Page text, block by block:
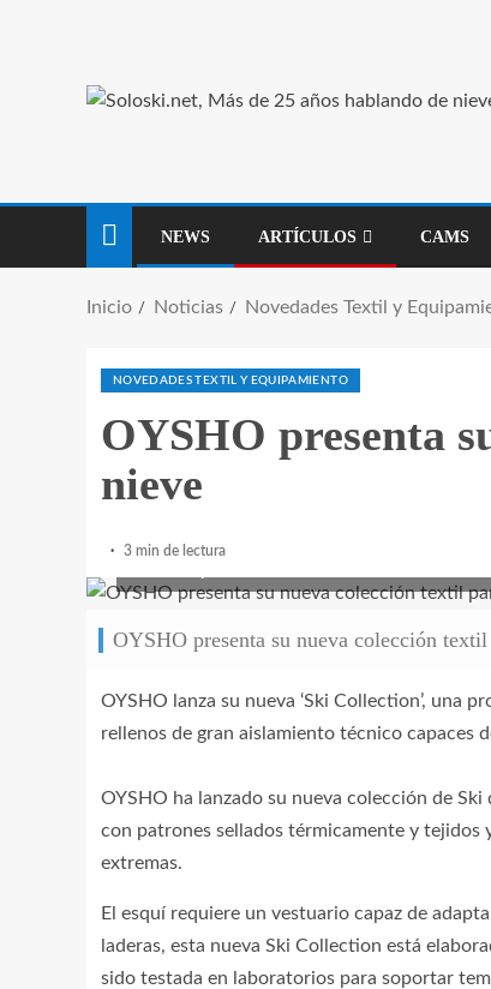
NEWS ARTÍCULOS CAMS
Inicio Noticias Novedades Textil y
NOVEDADES TEXTIL Y EQUIPAMIENTO
OYSHO presenta
nieve
3 min de lectura
OYSHO presenta su nueva colección
OYSHO lanza su nueva ‘Ski Collection’, una
rellenos de gran aislamiento técnico capaces
OYSHO ha lanzado su nueva colección de
con patrones sellados térmicamente y tejidos
extremas.
El esquí requiere un vestuario capaz de
laderas, esta nueva Ski Collection está
sido testada en laboratorios para soportar